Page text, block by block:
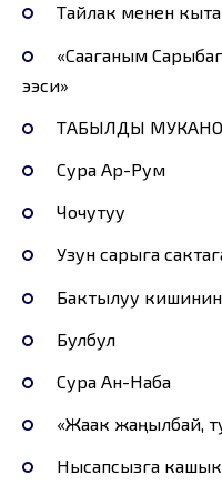
Тайлак менен
«Сааганым
ээси»
ТАБЫЛДЫ
Сура Ар-Рум
Чочутуу
Узун сарыга
Бактылуу
Булбул
Сура Ан-Наба
«Жаак жаңылбай,
Нысапсызга кашык